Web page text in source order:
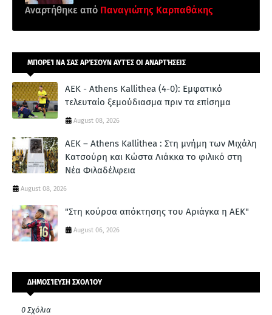
Αναρτήθηκε από Παναγιώτης Καρπαθάκης
ΜΠΟΡΕΊ ΝΑ ΣΑΣ ΑΡΈΣΟΥΝ ΑΥΤΈΣ ΟΙ ΑΝΑΡΤΉΣΕΙΣ
ΑΕΚ - Athens Kallithea (4-0): Εμφατικό
τελευταίο ξεμούδιασμα πριν τα επίσημα
August 08, 2026
ΑΕΚ – Athens Kallithea : Στη μνήμη των Μιχάλη
Κατσούρη και Κώστα Λιάκκα το φιλικό στη
Νέα Φιλαδέλφεια
August 08, 2026
"Στη κούρσα απόκτησης του Αριάγκα η ΑΕΚ"
August 06, 2026
ΔΗΜΟΣΊΕΥΣΗ ΣΧΟΛΊΟΥ
0 Σχόλια